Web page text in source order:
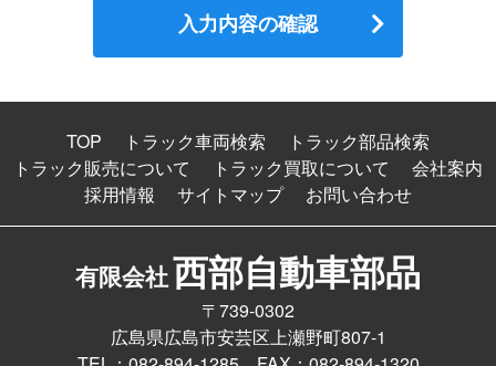
TOP トラック車両検索
トラック部品検索
トラック販売について
トラック買取について
会社案内
採用情報
サイトマップ お問い合わせ
有限会社西部自動車部品
〒739-0302
広島県広島市安芸区上瀬野町807-1